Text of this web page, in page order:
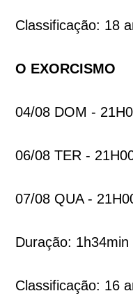
Classificação: 18
O EXORCISMO
04/08 DOM -
06/08 TER -
07/08 QUA -
Duração: 1h34min
Classificação: 16